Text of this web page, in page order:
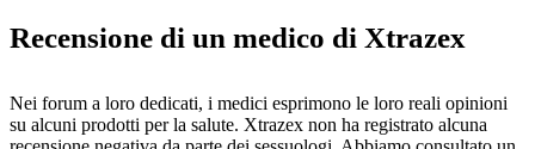
Recensione di un medico di Xtrazex
Nei forum a loro dedicati, i medici esprimono le loro reali opinioni
su alcuni prodotti per la salute. Xtrazex non ha registrato alcuna